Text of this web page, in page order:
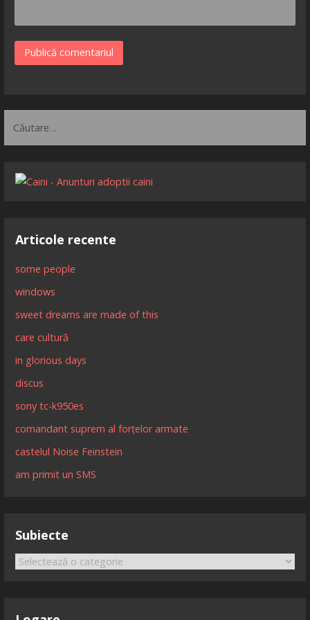
după:
Articole recente
some people
windows
sweet dreams are made of this
care cultură
in glorious days
discus
sony tc-k950es
comandant suprem al forțelor armate
castelul Noise Feinstein
am primit un SMS
Subiecte
Subiecte